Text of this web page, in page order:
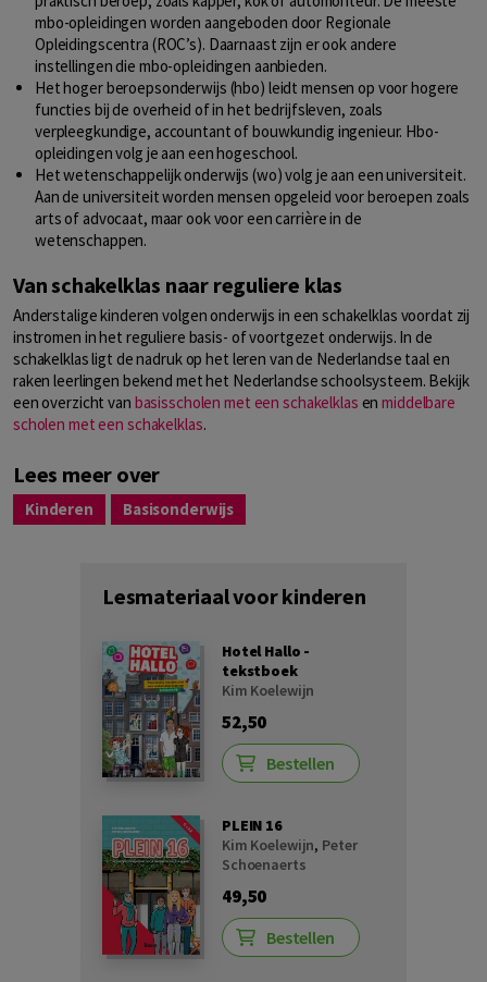
mbo-opleidingen worden aangeboden door Regionale
Opleidingscentra (ROC’s). Daarnaast zijn er ook andere
instellingen die mbo-opleidingen aanbieden.
Het hoger beroepsonderwijs (hbo) leidt mensen op voor hogere
functies bij de overheid of in het bedrijfsleven, zoals
verpleegkundige, accountant of bouwkundig ingenieur. Hbo-
opleidingen volg je aan een hogeschool.
Het wetenschappelijk onderwijs (wo) volg je aan een universiteit.
Aan de universiteit worden mensen opgeleid voor beroepen zoals
arts of advocaat, maar ook voor een carrière in de
wetenschappen.
Van schakelklas naar reguliere klas
Anderstalige kinderen volgen onderwijs in een schakelklas voordat zij
instromen in het reguliere basis- of voortgezet onderwijs. In de
schakelklas ligt de nadruk op het leren van de Nederlandse taal en
raken leerlingen bekend met het Nederlandse schoolsysteem. Bekijk
een overzicht van basisscholen met een schakelklas enmiddelbare
scholen met een schakelklas.
Lees meer over
Kinderen Basisonderwijs
Lesmateriaal voor kinderen
Hotel Hallo -
tekstboek
Kim Koelewijn
52,50
Bestellen
PLEIN 16
Kim Koelewijn, Peter
Schoenaerts
49,50
Bestellen